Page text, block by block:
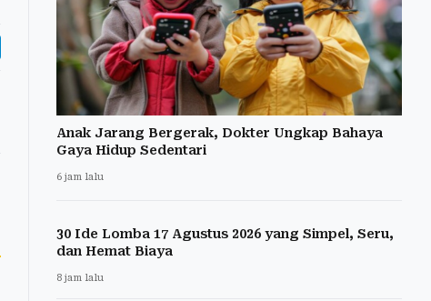
Anak Jarang Bergerak, Dokter Ungkap Bahaya
Gaya Hidup Sedentari
6 jam lalu
30 Ide Lomba 17 Agustus 2026 yang Simpel, Seru,
dan Hemat Biaya
8 jam lalu